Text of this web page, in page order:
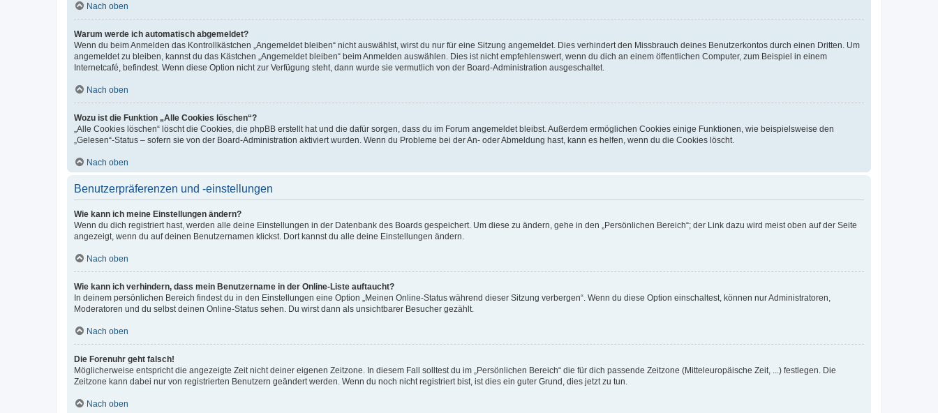
Nach oben
Warum werde ich automatisch abgemeldet?
Wenn du beim Anmelden das Kontrollkästchen „Angemeldet bleiben“ nicht auswählst, wirst du nur für eine Sitzung angemeldet. Dies verhindert den Missbrauch deines Benutzerkontos durch einen Dritten. Um
angemeldet zu bleiben, kannst du das Kästchen „Angemeldet bleiben“ beim Anmelden auswählen. Dies ist nicht empfehlenswert, wenn du dich an einem öffentlichen Computer, zum Beispiel in einem
Internetcafé, befindest. Wenn diese Option nicht zur Verfügung steht, dann wurde sie vermutlich von der Board-Administration ausgeschaltet.
Nach oben
Wozu ist die Funktion „Alle Cookies löschen“?
„Alle Cookies löschen“ löscht die Cookies, die phpBB erstellt hat und die dafür sorgen, dass du im Forum angemeldet bleibst. Außerdem ermöglichen Cookies einige Funktionen, wie beispielsweise den
„Gelesen“-Status – sofern sie von der Board-Administration aktiviert wurden. Wenn du Probleme bei der An- oder Abmeldung hast, kann es helfen, wenn du die Cookies löscht.
Nach oben
Benutzerpräferenzen und -einstellungen
Wie kann ich meine Einstellungen ändern?
Wenn du dich registriert hast, werden alle deine Einstellungen in der Datenbank des Boards gespeichert. Um diese zu ändern, gehe in den „Persönlichen Bereich“; der Link dazu wird meist oben auf der Seite
angezeigt, wenn du auf deinen Benutzernamen klickst. Dort kannst du alle deine Einstellungen ändern.
Nach oben
Wie kann ich verhindern, dass mein Benutzername in der Online-Liste auftaucht?
In deinem persönlichen Bereich findest du in den Einstellungen eine Option „Meinen Online-Status während dieser Sitzung verbergen“. Wenn du diese Option einschaltest, können nur Administratoren,
Moderatoren und du selbst deinen Online-Status sehen. Du wirst dann als unsichtbarer Besucher gezählt.
Nach oben
Die Forenuhr geht falsch!
Möglicherweise entspricht die angezeigte Zeit nicht deiner eigenen Zeitzone. In diesem Fall solltest du im „Persönlichen Bereich“ die für dich passende Zeitzone (Mitteleuropäische Zeit, ...) festlegen. Die
Zeitzone kann dabei nur von registrierten Benutzern geändert werden. Wenn du noch nicht registriert bist, ist dies ein guter Grund, dies jetzt zu tun.
Nach oben